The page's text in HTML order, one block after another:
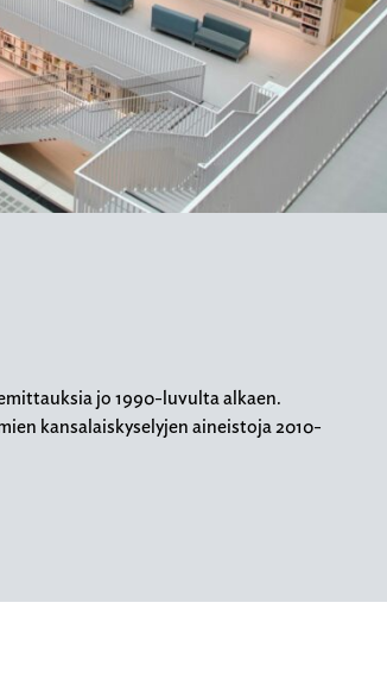
jo 1990-luvulta alkaen.
kansalaiskyselyjen aineistoja 2010-